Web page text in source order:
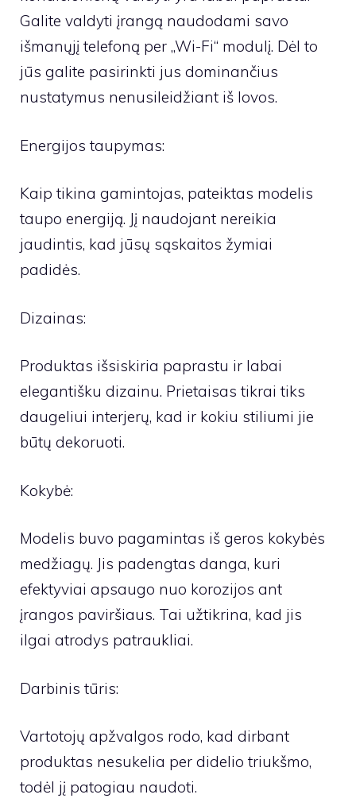
Galite valdyti įrangą naudodami savo
išmanųjį telefoną per „Wi-Fi“ modulį. Dėl to
jūs galite pasirinkti jus dominančius
nustatymus nenusileidžiant iš lovos.
Energijos taupymas:
Kaip tikina gamintojas, pateiktas modelis
taupo energiją. Jį naudojant nereikia
jaudintis, kad jūsų sąskaitos žymiai
padidės.
Dizainas:
Produktas išsiskiria paprastu ir labai
elegantišku dizainu. Prietaisas tikrai tiks
daugeliui interjerų, kad ir kokiu stiliumi jie
būtų dekoruoti.
Kokybė:
Modelis buvo pagamintas iš geros kokybės
medžiagų. Jis padengtas danga, kuri
efektyviai apsaugo nuo korozijos ant
įrangos paviršiaus. Tai užtikrina, kad jis
ilgai atrodys patraukliai.
Darbinis tūris:
Vartotojų apžvalgos rodo, kad dirbant
produktas nesukelia per didelio triukšmo,
todėl jį patogiau naudoti.